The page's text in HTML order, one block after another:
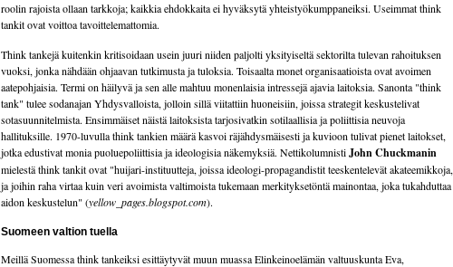
roolin rajoista ollaan tarkkoja; kaikkia ehdokkaita ei hyväksytä yhteistyökumppaneiksi. Useimmat think
tankit ovat voittoa tavoittelemattomia.
Think tankejä kuitenkin kritisoidaan usein juuri niiden paljolti yksityiseltä sektorilta tulevan rahoituksen
vuoksi, jonka nähdään ohjaavan tutkimusta ja tuloksia. Toisaalta monet organisaatioista ovat avoimen
aatepohjaisia. Termi on häilyvä ja sen alle mahtuu monenlaisia intressejä ajavia laitoksia. Sanonta "think
tank" tulee sodanajan Yhdysvalloista, jolloin sillä viitattiin huoneisiin, joissa strategit keskustelivat
sotasuunnitelmista. Ensimmäiset näistä laitoksista tarjosivatkin sotilaallisia ja poliittisia neuvoja
hallituksille. 1970-luvulla think tankien määrä kasvoi räjähdysmäisesti ja kuvioon tulivat pienet laitokset,
jotka edustivat monia puoluepoliittisia ja ideologisia näkemyksiä. NettikolumnistiJohn Chuckmanin
mielestä think tankit ovat "huijari-instituutteja, joissa ideologi-propagandistit teeskentelevät akateemikkoja,
ja joihin raha virtaa kuin veri avoimista valtimoista tukemaan merkityksetöntä mainontaa, joka tukahduttaa
aidon keskustelun" (yellow_pages.blogspot.com).
Suomeen valtion tuella
Meillä Suomessa think tankeiksi esittäytyvät muun muassa Elinkeinoelämän valtuuskunta Eva,